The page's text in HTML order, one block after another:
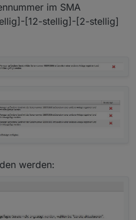
im SMA
[12-stellig]-[2-stellig]
werden: